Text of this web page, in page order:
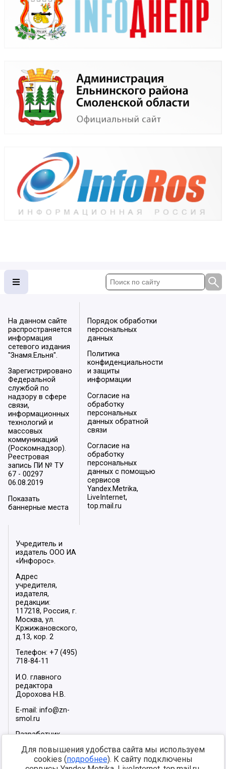
На данном сайте
распространяется
информация
сетевого издания
"Знамя.Ельня".
Зарегистрировано
Федеральной
службой по
надзору в сфере
связи,
информационных
технологий и
массовых
коммуникаций
(Роскомнадзор).
Реестровая
запись ПИ № ТУ
67 - 00297
06.08.2019
Показать
баннерные места
Порядок обработки
персональных
данных
Политика
конфиденциальности
и защиты
информации
Согласие на
обработку
персональных
данных обратной
связи
Согласие на
обработку
персональных
данных с помощью
сервисов
Yandex.Metrika,
LiveInternet,
top.mail.ru
Учредитель и
издатель ООО ИА
«Инфорос».
Адрес
учредителя,
издателя,
редакции:
117218, Россия, г.
Москва, ул.
Кржижановского,
д.13, кор. 2
Телефон: +7 (495)
718-84-11
И.О. главного
редактора
Дорохова Н.В.
E-mail: info@zn-
smol.ru
Разработчик
2026
Для повышения удобства сайта мы используем
cookies (подробнее). К сайту подключены